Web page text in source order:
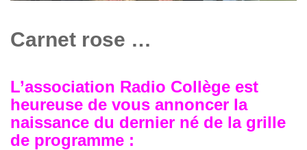
Carnet rose …
L’association Radio Collège est
heureuse de vous annoncer la
naissance du dernier né de la grille
de programme :